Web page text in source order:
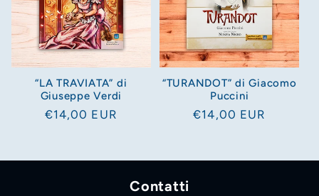
“LA TRAVIATA” di
Giuseppe Verdi
Prezzo
€14,00 EUR
“TURANDOT” di Giacomo
Puccini
Prezzo
€14,00 EUR
Contatti